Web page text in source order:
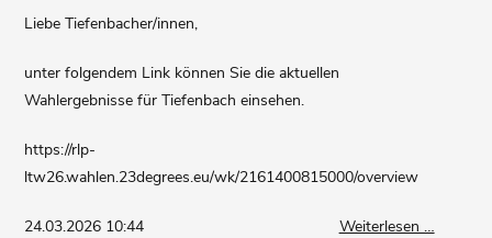
Liebe Tiefenbacher/innen,
unter folgendem Link können Sie die aktuellen
Wahlergebnisse für Tiefenbach einsehen.
https://rlp-
ltw26.wahlen.23degrees.eu/wk/2161400815000/overview
24.03.2026 10:44 Weiterlesen …